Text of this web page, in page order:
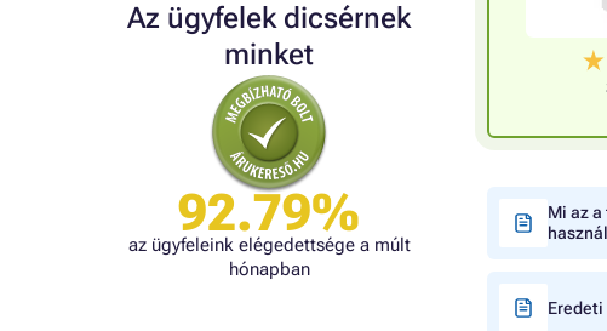
Az ügyfelek dicsérnek
minket
92.79%
az ügyfeleink elégedettsége a múlt
hónapban
Mi az